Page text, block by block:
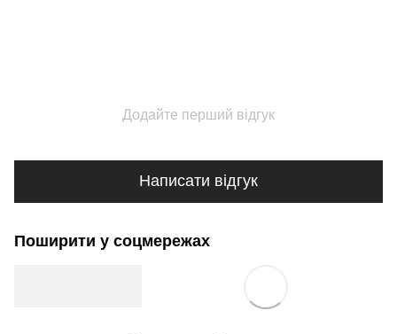
Додайте перший відгук
Написати відгук
Поширити у соцмережах